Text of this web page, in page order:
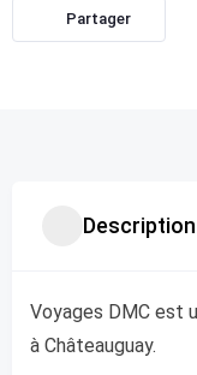
Partager
Description
Voyages DMC est
à Châteauguay.